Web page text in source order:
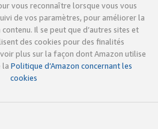
vous reconnaître lorsque vous vous
de vos paramètres, pour améliorer la
Il se peut que d’autres sites et
des cookies pour des finalités
plus sur la façon dont Amazon utilise
la Politique d’Amazon concernant les
cookies